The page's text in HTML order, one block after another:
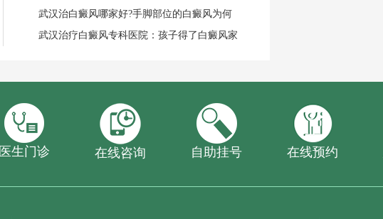
武汉治白癜风哪家好?手脚部位的白癜风为何
武汉治疗白癜风专科医院：孩子得了白癜风家
医生门诊 在线咨询 自助挂号 在线预约